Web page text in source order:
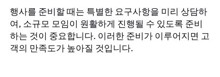
행사를 준비할 때는 특별한 요구사항을 미리 상담하
여, 소규모 모임이 원활하게 진행될 수 있도록 준비
하는 것이 중요합니다. 이러한 준비가 이루어지면 고
객의 만족도가 높아질 것입니다.